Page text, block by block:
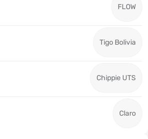
FLOW
Tigo Bolivia
Chippie UTS
Claro